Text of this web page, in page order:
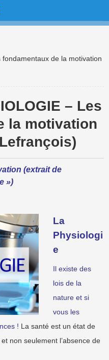
de la motivation
– Les
la motivation
(extrait de
»)
La
Physiologi
e
Il existe des
lois de la
nature et si
vous les
! La santé est un état de
non seulement l’absence de